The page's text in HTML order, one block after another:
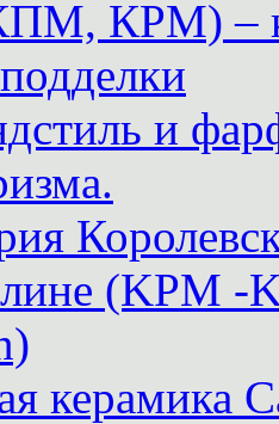
КРМ) –
и
(KPM -
керамика